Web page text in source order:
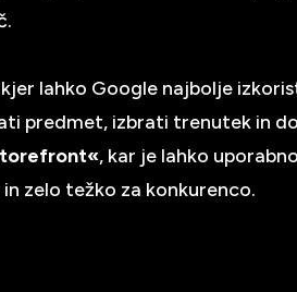
lahko Google najbolje
predmet, izbrati trenutek in
, kar je lahko
zelo težko za konkurenco.